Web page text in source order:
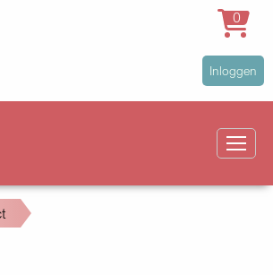
User
account
Inloggen
0